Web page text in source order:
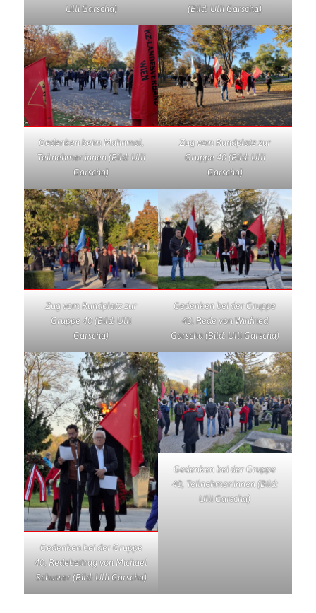
Ulli Garscha)
(Bild: Ulli Garscha)
Gedenken beim Mahnmal,
Teilnehmer:innen (Bild: Ulli
Garscha)
Zug vom Rundplatz zur
Gruppe 40 (Bild: Ulli
Garscha)
Zug vom Rundplatz zur
Gruppe 40 (Bild: Ulli
Garscha)
Gedenken bei der Gruppe
40, Rede von Winfried
Garscha (Bild: Ulli Garscha)
Gedenken bei der Gruppe
40, Redebeitrag von Michael
Schusser (Bild: Ulli Garscha)
Gedenken bei der Gruppe
40, Teilnehmer:innen (Bild:
Ulli Garscha)